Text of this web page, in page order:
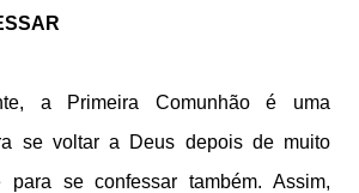
a Primeira Comunhão é uma
se voltar a Deus depois de muito
para se confessar também. Assim,